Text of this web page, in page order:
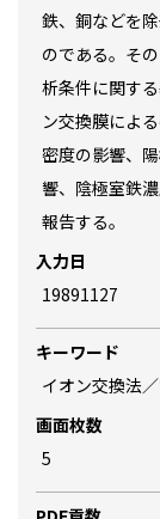
鉄、銅などを
のである。そ
析条件に関す
ン交換膜によ
密度の影響、
響、陰極室鉄
報告する。
入力日
19891127
キーワード
イオン交換法
画面枚数
5